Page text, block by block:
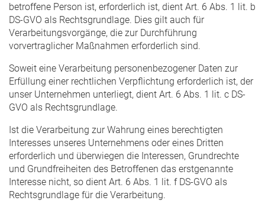
betroffene Person ist, erforderlich ist, dient Art. 6 Abs. 1 lit. b
DS-GVO als Rechtsgrundlage. Dies gilt auch für
Verarbeitungsvorgänge, die zur Durchführung
vorvertraglicher Maßnahmen erforderlich sind.
Soweit eine Verarbeitung personenbezogener Daten zur
Erfüllung einer rechtlichen Verpflichtung erforderlich ist, der
unser Unternehmen unterliegt, dient Art. 6 Abs. 1 lit. c DS-
GVO als Rechtsgrundlage.
Ist die Verarbeitung zur Wahrung eines berechtigten
Interesses unseres Unternehmens oder eines Dritten
erforderlich und überwiegen die Interessen, Grundrechte
und Grundfreiheiten des Betroffenen das erstgenannte
Interesse nicht, so dient Art. 6 Abs. 1 lit. f DS-GVO als
Rechtsgrundlage für die Verarbeitung.